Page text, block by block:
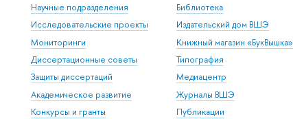
Научные подразделения
Исследовательские проекты
Мониторинги
Диссертационные советы
Защиты диссертаций
Академическое развитие
Конкурсы и гранты
Библиотека
Издательский дом ВШЭ
Книжный магазин «БукВышка»
Типография
Медиацентр
Журналы ВШЭ
Публикации